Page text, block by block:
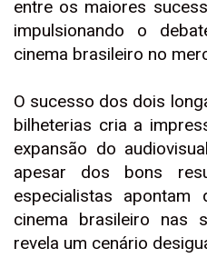
entre os maiores
impulsionando o
cinema brasileiro no
O sucesso dos dois
bilheterias cria a
expansão do
apesar dos bons
especialistas
cinema brasileiro nas
revela um cenário